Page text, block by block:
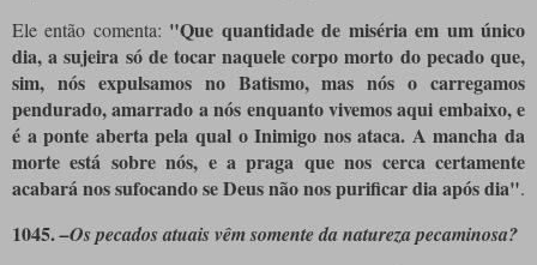
Ele então comenta: "Que quantidade de miséria em um único
dia, a sujeira só de tocar naquele corpo morto do pecado que,
sim, nós expulsamos no Batismo, mas nós o carregamos
pendurado, amarrado a nós enquanto vivemos aqui embaixo, e
é a ponte aberta pela qual o Inimigo nos ataca. A mancha da
morte está sobre nós, e a praga que nos cerca certamente
acabará nos sufocando se Deus não nos purificar dia após dia".
1045.–Os pecados atuais vêm somente da natureza pecaminosa?